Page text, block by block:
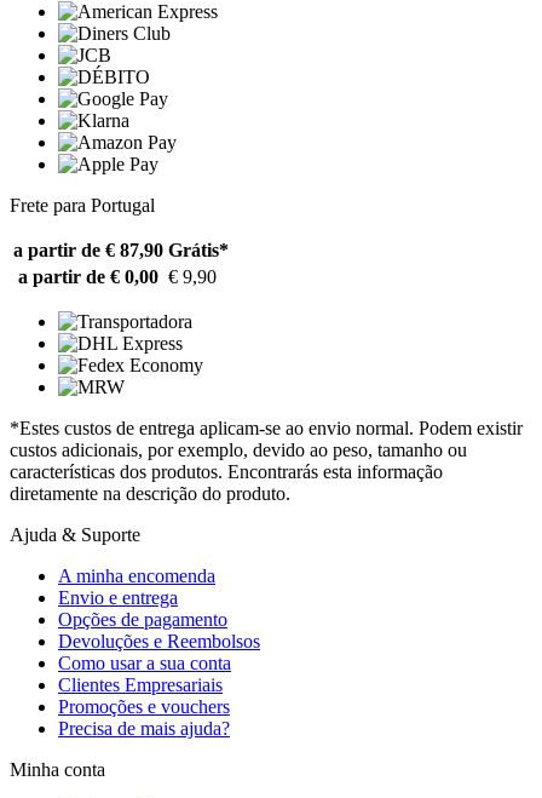
Frete para Portugal
a partir de € 87,90 Grátis*
a partir de € 0,00 € 9,90
*Estes custos de entrega aplicam-se ao envio normal. Podem existir
custos adicionais, por exemplo, devido ao peso, tamanho ou
características dos produtos. Encontrarás esta informação
diretamente na descrição do produto.
Ajuda & Suporte
A minha encomenda
Envio e entrega
Opções de pagamento
Devoluções e Reembolsos
Como usar a sua conta
Clientes Empresariais
Promoções e vouchers
Precisa de mais ajuda?
Minha conta